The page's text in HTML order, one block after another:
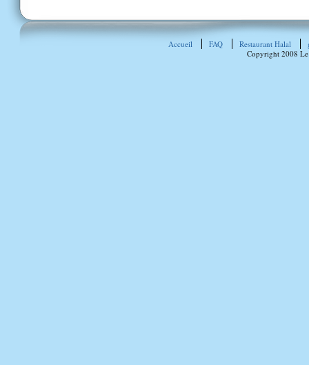
Accueil FAQ Restaurant Halal
Copyright 2008